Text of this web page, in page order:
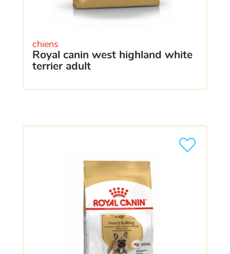
chiens
royal canin west highland white
terrier adult